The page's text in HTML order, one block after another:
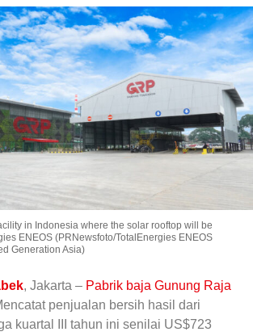
in Indonesia where the solar rooftop will be
ENEOS (PRNewsfoto/TotalEnergies ENEOS
Generation Asia)
, Jakarta – Pabrik baja Gunung Raja
penjualan bersih hasil dari
kuartal III tahun ini senilai US$723